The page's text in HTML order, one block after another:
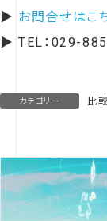
▶ お問合せはこ
▶ TEL：029-
カテゴリー 比